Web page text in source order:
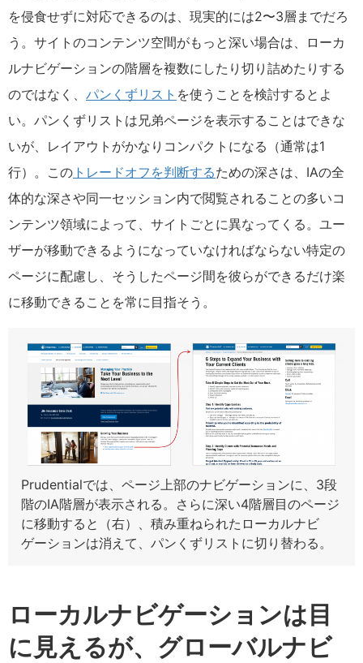
を侵食せずに対応できるのは、現実的には2〜3層までだろ
う。サイトのコンテンツ空間がもっと深い場合は、ローカ
ルナビゲーションの階層を複数にしたり切り詰めたりする
のではなく、 パンくずリスト を使うことを検討するとよ
い。パンくずリストは兄弟ページを表示することはできな
いが、レイアウトがかなりコンパクトになる（通常は1
行）。この トレードオフを判断するための深さは、IAの全
体的な深さや同一セッション内で閲覧されることの多いコ
ンテンツ領域によって、サイトごとに異なってくる。ユー
ザーが移動できるようになっていなければならない特定の
ページに配慮し、そうしたページ間を彼らができるだけ楽
に移動できることを常に目指そう。
Prudentialでは、ページ上部のナビゲーションに、3段
階のIA階層が表示される。さらに深い4階層目のページ
に移動すると（右）、積み重ねられたローカルナビ
ゲーションは消えて、パンくずリストに切り替わる。
ローカルナビゲーションは目
に見えるが、グローバルナビ